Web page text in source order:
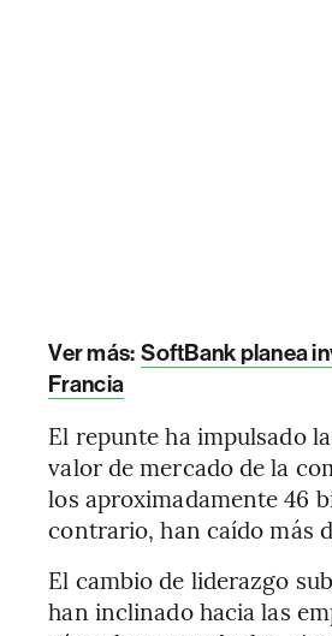
Ver más: SoftBank planea
Francia
El repunte ha impulsado
valor de mercado de la
los aproximadamente 46
contrario, han caído más
El cambio de liderazgo
han inclinado hacia las